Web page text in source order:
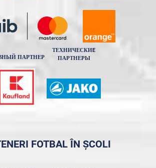
ПАРТНЕР
ТЕХНИЧЕСКИE
ПАРТНЕРЫ
FOTBAL ÎN ȘCOLI